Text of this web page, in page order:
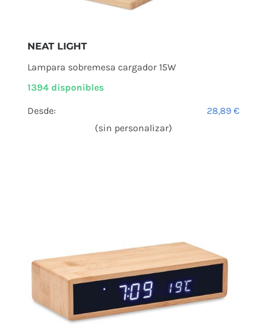
NEAT LIGHT
Lampara sobremesa cargador 15W
1394 disponibles
Desde: 28,89€
(sin personalizar)